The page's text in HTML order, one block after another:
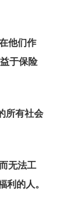
他们作
于保险
所有社会
无法工
的人。
在土耳其
请求